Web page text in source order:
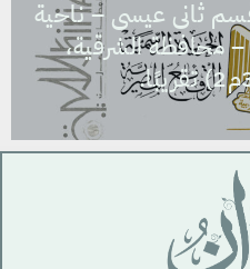
نمرة (3) قسم ثانى عيسى – ناحية
محافظة الشرقية،